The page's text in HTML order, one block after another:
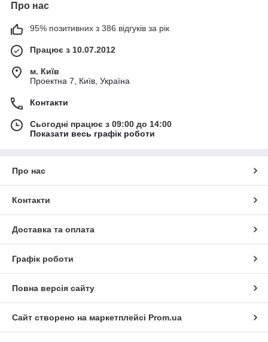
Про нас
95% позитивних з 386 відгуків за рік
Працює з 10.07.2012
м. Київ
Проектна 7, Київ, Україна
Контакти
Сьогодні працює з 09:00 до 14:00
Показати весь графік роботи
Про нас
Контакти
Доставка та оплата
Графік роботи
Повна версія сайту
Сайт створено на маркетплейсі Prom.ua